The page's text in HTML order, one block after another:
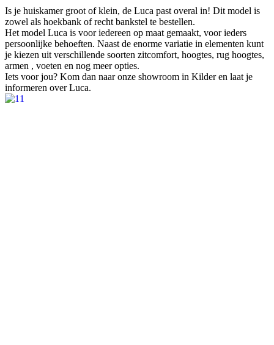
Is je huiskamer groot of klein, de Luca past overal in! Dit model is
zowel als hoekbank of recht bankstel te bestellen.
Het model Luca is voor iedereen op maat gemaakt, voor ieders
persoonlijke behoeften. Naast de enorme variatie in elementen kunt
je kiezen uit verschillende soorten zitcomfort, hoogtes, rug hoogtes,
armen , voeten en nog meer opties.
Iets voor jou? Kom dan naar onze showroom in Kilder en laat je
informeren over Luca.